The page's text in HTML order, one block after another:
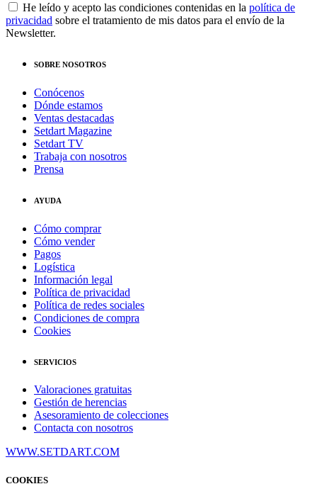
He leído y acepto las condiciones contenidas en la política de
privacidad sobre el tratamiento de mis datos para el envío de la
Newsletter.
SOBRE NOSOTROS
Conócenos
Dónde estamos
Ventas destacadas
Setdart Magazine
Setdart TV
Trabaja con nosotros
Prensa
AYUDA
Cómo comprar
Cómo vender
Pagos
Logística
Información legal
Política de privacidad
Política de redes sociales
Condiciones de compra
Cookies
SERVICIOS
Valoraciones gratuitas
Gestión de herencias
Asesoramiento de colecciones
Contacta con nosotros
WWW.SETDART.COM
COOKIES